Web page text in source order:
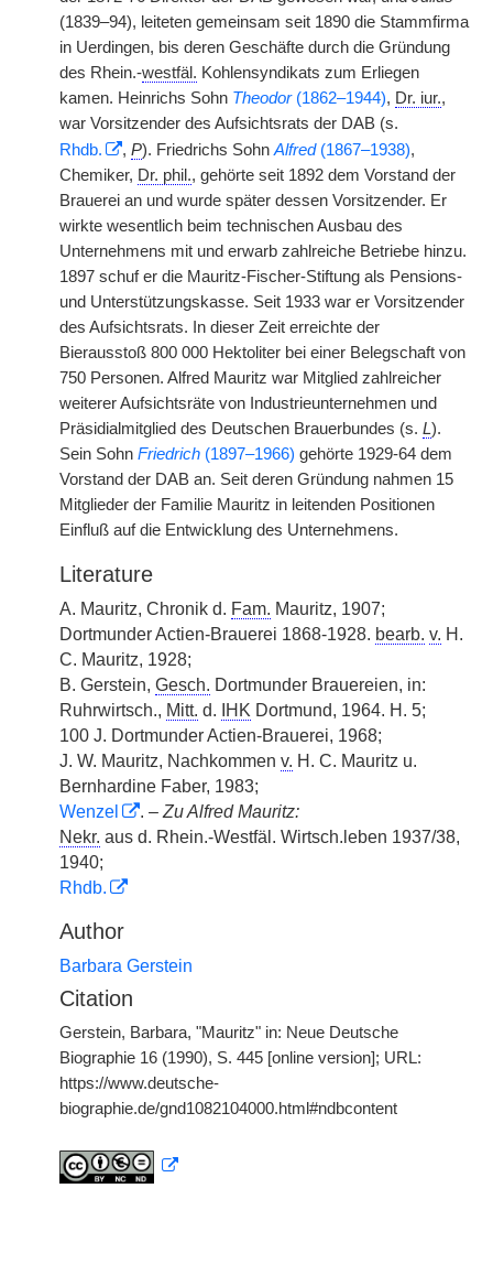
(1839–94), leiteten gemeinsam seit 1890 die Stammfirma
in Uerdingen, bis deren Geschäfte durch die Gründung
des Rhein.-westfäl. Kohlensyndikats zum Erliegen
kamen. Heinrichs Sohn Theodor(1862–1944), Dr. iur.,
war Vorsitzender des Aufsichtsrats der DAB (s.
Rhdb.
, P). Friedrichs Sohn Alfred(1867–1938),
Chemiker, Dr. phil., gehörte seit 1892 dem Vorstand der
Brauerei an und wurde später dessen Vorsitzender. Er
wirkte wesentlich beim technischen Ausbau des
Unternehmens mit und erwarb zahlreiche Betriebe hinzu.
1897 schuf er die Mauritz-Fischer-Stiftung als Pensions-
und Unterstützungskasse. Seit 1933 war er Vorsitzender
des Aufsichtsrats. In dieser Zeit erreichte der
Bierausstoß 800 000 Hektoliter bei einer Belegschaft von
750 Personen. Alfred Mauritz war Mitglied zahlreicher
weiterer Aufsichtsräte von Industrieunternehmen und
Präsidialmitglied des Deutschen Brauerbundes (s. L).
Sein Sohn Friedrich (1897–1966) gehörte 1929-64 dem
Vorstand der DAB an. Seit deren Gründung nahmen 15
Mitglieder der Familie Mauritz in leitenden Positionen
Einfluß auf die Entwicklung des Unternehmens.
Literature
A. Mauritz, Chronik d. Fam. Mauritz, 1907;
Dortmunder Actien-Brauerei 1868-1928. bearb. v. H.
C. Mauritz, 1928;
B. Gerstein, Gesch. Dortmunder Brauereien, in:
Ruhrwirtsch., Mitt. d. IHK Dortmund, 1964. H. 5;
100 J. Dortmunder Actien-Brauerei, 1968;
J. W. Mauritz, Nachkommen v. H. C. Mauritz u.
Bernhardine Faber, 1983;
Wenzel
. – Zu Alfred Mauritz:
Nekr. aus d. Rhein.-Westfäl. Wirtsch.leben 1937/38,
1940;
Rhdb.
Author
Barbara Gerstein
Citation
Gerstein, Barbara, "Mauritz" in: Neue Deutsche
Biographie 16 (1990), S. 445 [online version]; URL:
https://www.deutsche-
biographie.de/gnd1082104000.html#ndbcontent